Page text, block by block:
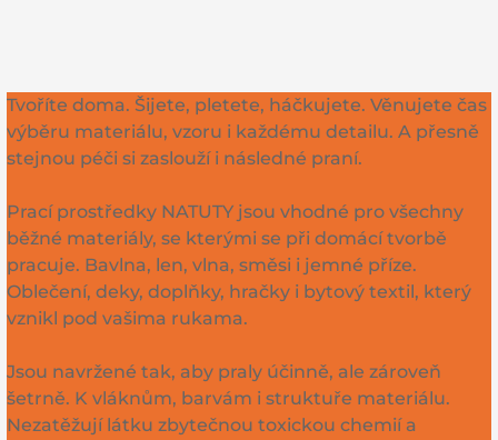
Tvoříte doma. Šijete, pletete, háčkujete. Věnujete čas
výběru materiálu, vzoru i každému detailu. A přesně
stejnou péči si zaslouží i následné praní.
Prací prostředky NATUTY jsou vhodné pro všechny
běžné materiály, se kterými se při domácí tvorbě
pracuje. Bavlna, len, vlna, směsi i jemné příze.
Oblečení, deky, doplňky, hračky i bytový textil, který
vznikl pod vašima rukama.
Jsou navržené tak, aby praly účinně, ale zároveň
šetrně. K vláknům, barvám i struktuře materiálu.
Nezatěžují látku zbytečnou toxickou chemií a